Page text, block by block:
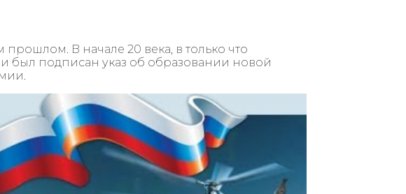
В начале 20 века, в только что
был подписан указ об образовании новой